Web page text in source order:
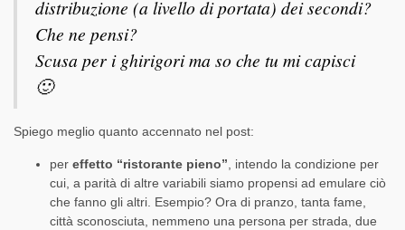
distribuzione (a livello di portata) dei secondi?
Che ne pensi?
Scusa per i ghirigori ma so che tu mi capisci
🙂
Spiego meglio quanto accennato nel post:
per effetto “ristorante pieno” , intendo la condizione per
cui, a parità di altre variabili siamo propensi ad emulare ciò
che fanno gli altri. Esempio? Ora di pranzo, tanta fame,
città sconosciuta, nemmeno una persona per strada, due